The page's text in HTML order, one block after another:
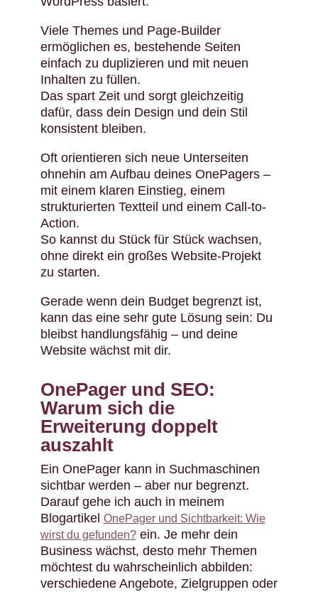
Viele Themes und Page-Builder
ermöglichen es, bestehende Seiten
einfach zu duplizieren und mit neuen
Inhalten zu füllen.
Das spart Zeit und sorgt gleichzeitig
dafür, dass dein Design und dein Stil
konsistent bleiben.
Oft orientieren sich neue Unterseiten
ohnehin am Aufbau deines OnePagers –
mit einem klaren Einstieg, einem
strukturierten Textteil und einem Call-to-
Action.
So kannst du Stück für Stück wachsen,
ohne direkt ein großes Website-Projekt
zu starten.
Gerade wenn dein Budget begrenzt ist,
kann das eine sehr gute Lösung sein: Du
bleibst handlungsfähig – und deine
Website wächst mit dir.
OnePager und SEO:
Warum sich die
Erweiterung doppelt
auszahlt
Ein OnePager kann in Suchmaschinen
sichtbar werden – aber nur begrenzt.
Darauf gehe ich auch in meinem
Blogartikel OnePager und Sichtbarkeit: Wie
wirst du gefunden?ein. Je mehr dein
Business wächst, desto mehr Themen
möchtest du wahrscheinlich abbilden:
verschiedene Angebote, Zielgruppen oder